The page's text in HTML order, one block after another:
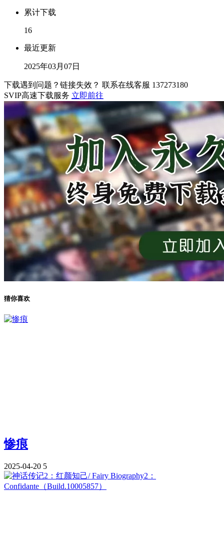
累计下载
16
最近更新
2025年03月07日
下载遇到问题？链接失效？ 联系在线客服 137273180
SVIP高速下载服务 立即前往
猜你喜欢
惨痕
2025-04-20 5